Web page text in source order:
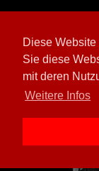
Diese
Sie diese
mit deren
Weitere Infos
[